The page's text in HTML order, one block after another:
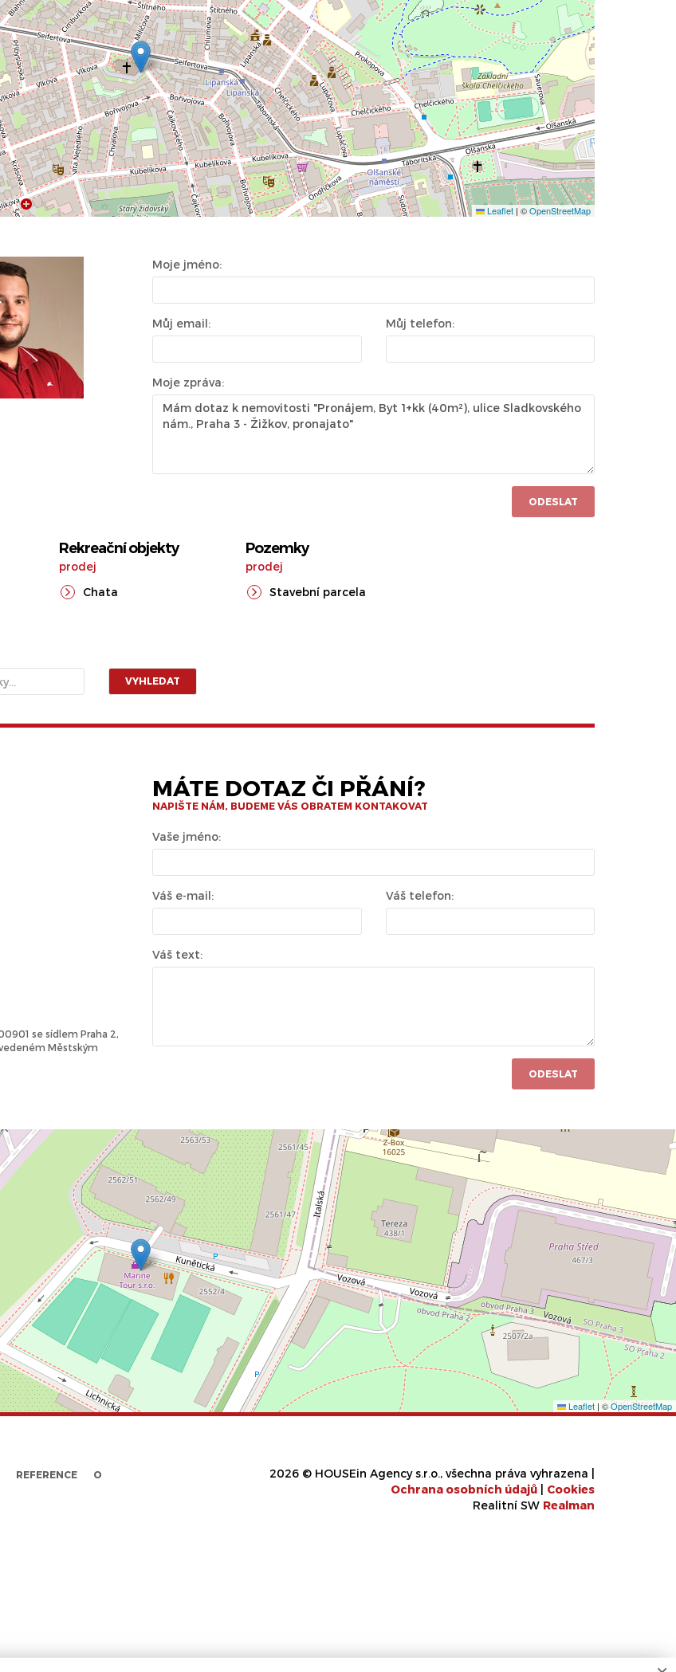
Leaflet | ©OpenStreetMap
Moje jméno:
Můj email: Můj telefon:
Moje zpráva:
ODESLAT
Rekreační objekty
prodej
Chata
Pozemky
prodej
Stavební parcela
VYHLEDAT
se sídlem Praha 2,
Městským
MÁTE DOTAZ ČI PŘÁNÍ?
NAPIŠTE NÁM, BUDEME VÁS OBRATEM KONTAKOVAT
Vaše jméno:
Váš e-mail: Váš telefon:
Váš text:
ODESLAT
Leaflet |©OpenStreetMap
REFERENCE
O
2026 © HOUSEin Agency s.r.o., všechna práva vyhrazena |
Ochrana osobních údajů
Cookies
Realitní SW Realman